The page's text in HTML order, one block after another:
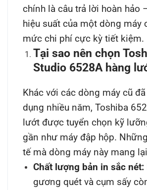
chính là câu trả lời hoàn hảo
hiệu suất của một dòng máy
mức chi phí cực kỳ tiết kiệm.
Tại sao nên chọn
Studio 6528A hàng
Khác với các dòng máy cũ
dụng nhiều năm, Toshiba
lướt được tuyển chọn kỹ
gần như máy đập hộp.
tế mà dòng máy này mang
Chất lượng bản in sắc nét:
gương quét và cụm sấy